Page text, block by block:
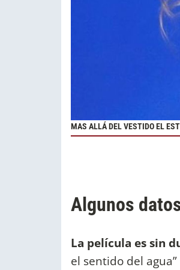
MAS ALLÁ DEL VESTIDO EL
Algunos
La película es sin
el sentido del